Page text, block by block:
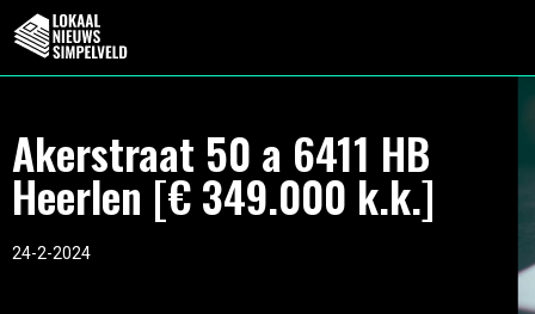
Akerstraat 50 a 6411 HB
Heerlen [€ 349.000 k.k.]
24-2-2024